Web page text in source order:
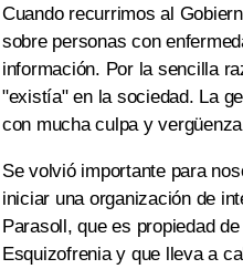
Cuando recurrimos al
sobre personas con
información. Por la sencilla
"existía" en la sociedad. La
con mucha culpa y
Se volvió importante para
iniciar una organización de
Parasoll, que es propiedad
Esquizofrenia y que lleva a